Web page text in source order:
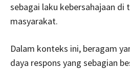
sebagai laku kebersahajaan di
masyarakat.
Dalam konteks ini, beragam
daya respons yang sebagian